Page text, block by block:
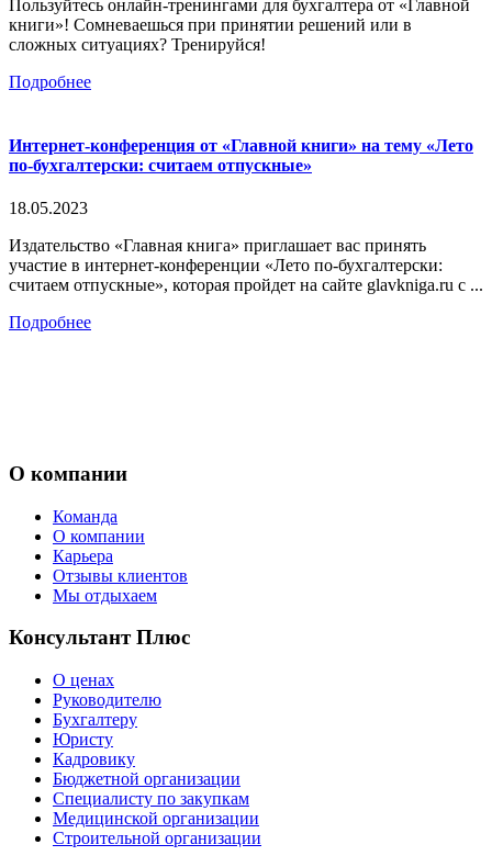
Пользуйтесь онлайн-тренингами для бухгалтера от «Главной
книги»! Сомневаешься при принятии решений или в
сложных ситуациях? Тренируйся!
Подробнее
Интернет-конференция от «Главной книги» на тему «Лето
по-бухгалтерски: считаем отпускные»
18.05.2023
Издательство «Главная книга» приглашает вас принять
участие в интернет-конференции «Лето по-бухгалтерски:
считаем отпускные», которая пройдет на сайте glavkniga.ru с ...
Подробнее
О компании
Команда
О компании
Карьера
Отзывы клиентов
Мы отдыхаем
Консультант Плюс
О ценах
Руководителю
Бухгалтеру
Юристу
Кадровику
Бюджетной организации
Специалисту по закупкам
Медицинской организации
Строительной организации